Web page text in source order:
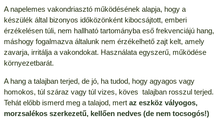
A napelemes vakondriasztó működésének alapja, hogy a
készülék által bizonyos időközönként kibocsájtott, emberi
érzékelésen túli, nem hallható tartományba eső frekvenciájú hang,
máshogy fogalmazva általunk nem érzékelhető zajt kelt, amely
zavarja, irritálja a vakondokat. Használata egyszerű, működése
környezetbarát.
A hang a talajban terjed, de jó, ha tudod, hogy agyagos vagy
homokos, túl száraz vagy túl vizes, köves talajban rosszul terjed.
Tehát előbb ismerd meg a talajod, mert az eszköz vályogos,
morzsalékos szerkezetű, kellően nedves (de nem tocsogós!)